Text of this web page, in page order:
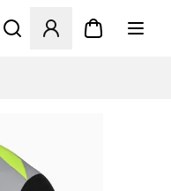
Odpre Modal za prijavo ali